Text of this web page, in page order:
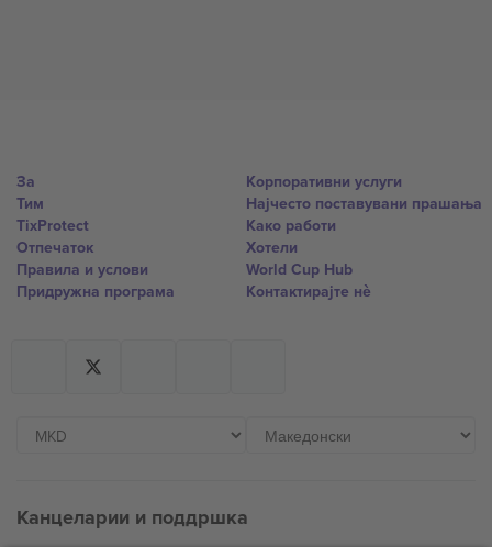
За
Тим
TixProtect
Отпечаток
Правила и услови
Придружна програма
Корпоративни услуги
Најчесто поставувани прашања
Како работи
Хотели
World Cup Hub
Контактирајте нѐ
Канцеларии и поддршка